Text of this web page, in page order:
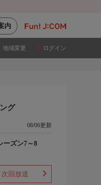
内
地域変更 ログイン
グ
08/06更新
ーズン7～8
次回放送